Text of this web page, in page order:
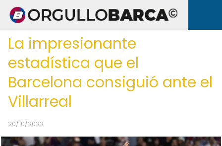
La impresionante
estadística que el
Barcelona consiguió ante el
Villarreal
20/10/2022